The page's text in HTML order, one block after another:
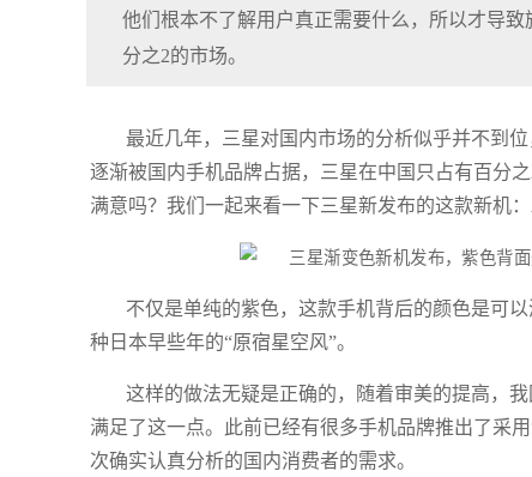
他们根本不了解用户真正需要什么，所以才导
分之2的市场。
最近几年，三星对国内市场的分析似乎并不到
逐渐被国内手机品牌占据，三星在中国只占有百分
满意吗？我们一起来看一下三星新发布的这款新机：
不仅是单纯的紫色，这款手机背后的颜色是可
种日本早些年的“原宿星空风”。
这样的做法无疑是正确的，随着审美的提高，
满足了这一点。此前已经有很多手机品牌推出了采
次确实认真分析的国内消费者的需求。